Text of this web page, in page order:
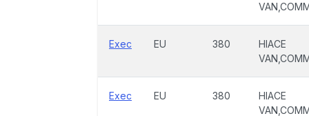
Exec EU 380
HIACE
Exec EU 380
HIACE